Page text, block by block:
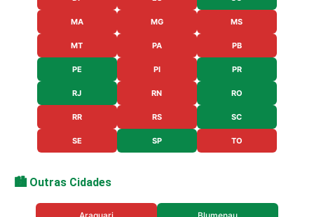
MA MG MS
MT PA PB
PE PI PR
RJ RN RO
RR RS SC
SE SP TO
🏙️ Outras Cidades
Araquari Blumenau